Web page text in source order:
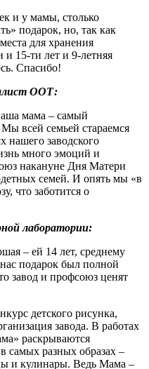
и у мамы, столько
подарок, но, так как
для хранения
и 15-ти лет и 9-летняя
Спасибо!
ООТ:
мама – самый
всей семьей стараемся
нашего заводского
много эмоций и
накануне Дня Матери
семей. И опять мы «в
что заботится о
лаборатории:
– ей 14 лет, среднему
подарок был полной
завод и профсоюз ценят
детского рисунка,
завода. В работах
раскрываются
разных образах –
и кулинары. Ведь Мама –